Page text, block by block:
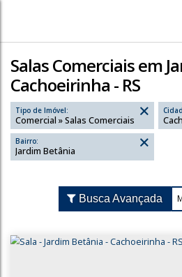
Salas Comerciais em
Cachoeirinha - RS
Tipo de Imóvel:
Comercial » Salas Comerciais
Bairro:
Busca Avançada